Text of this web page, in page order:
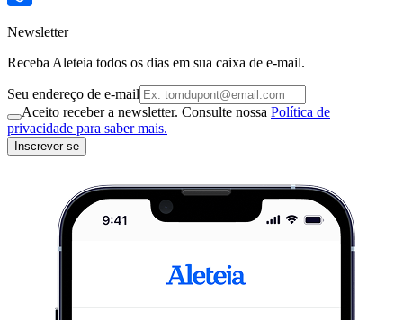
Newsletter
Receba Aleteia todos os dias em sua caixa de e-mail.
Seu endereço de e-mail
Aceito receber a newsletter. Consulte nossa Política de
privacidade para saber mais.
Inscrever-se